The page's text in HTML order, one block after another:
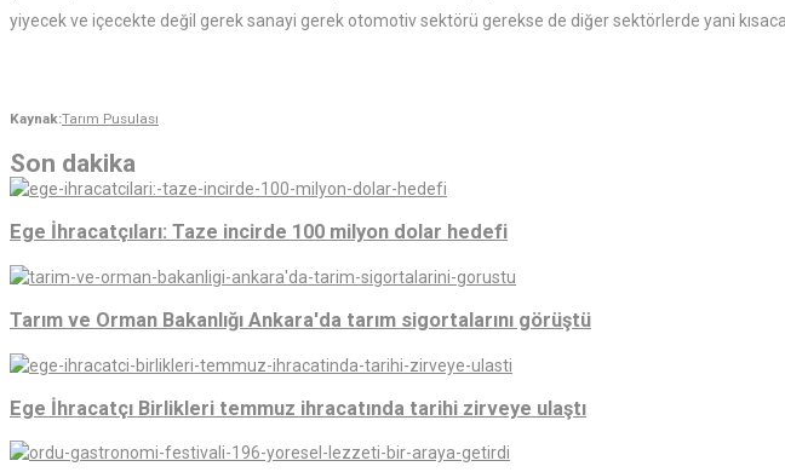
yiyecek ve içecekte değil gerek sanayi gerek otomotiv sektörü gerekse de diğer sektörlerde yani
Kaynak:Tarım Pusulası
Son dakika
Ege İhracatçıları: Taze incirde 100 milyon dolar hedefi
Tarım ve Orman Bakanlığı Ankara'da tarım sigortalarını görüştü
Ege İhracatçı Birlikleri temmuz ihracatında tarihi zirveye ulaştı